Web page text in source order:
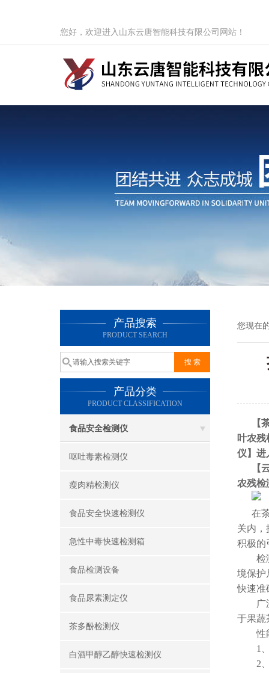
您好，欢迎进入山东云唐智能科技有限公司网站！
产品搜索
PRODUCT SEARCH
产品分类
PRODUCT CLASSIFICATION
食品安全检测仪
呕吐毒素检测仪
瘦肉精检测仪
食品安全快速检测仪
急性中毒快速检测箱
食品检测设备
食品尿素测定仪
茶多酚检测仪
白酒甲醇乙醇快速检测仪
您现在
【
叶农
仪 】
【
农残检
在
关内，
积极的
检测
境保护
快速准
广泛
于果蔬
性
1、
2、